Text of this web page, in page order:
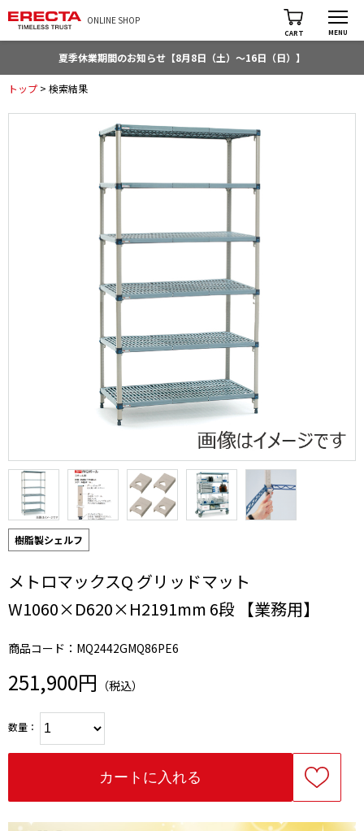
ONLINE SHOP
CART MENU
夏季休業期間のお知らせ【8月8日（土）～16日（日）】
トップ > 検索結果
樹脂製シェルフ
メトロマックスQ グリッドマット
W1060×D620×H2191mm 6段 【業務用】
商品コード：MQ2442GMQ86PE6
251,900円 （税込）
数量：